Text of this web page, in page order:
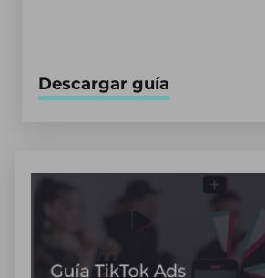
Descargar guía